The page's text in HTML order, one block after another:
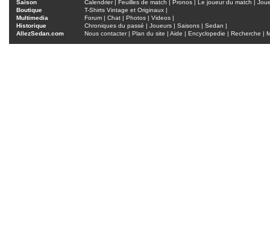
Saison Calendrier| Feuilles de match Pronos Le joueur du match
Boutique
T-Shirts Vintage et Originaux |
Multimedia
Forum | Chat | Photos | Videos |
Historique
Chroniques du passé | Joueurs | Saisons | Sedan |
AllezSedan.com
Nous contacter| Plan du site | Aide | Encyclopedie | Recherche |